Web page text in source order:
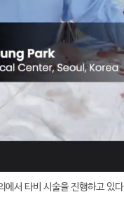
서 타비 시술을 진행하고 있다